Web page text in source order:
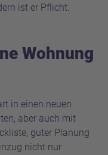
ist er Pflicht.
Wohnung
in einen neuen
aber auch mit
guter Planung
nicht nur